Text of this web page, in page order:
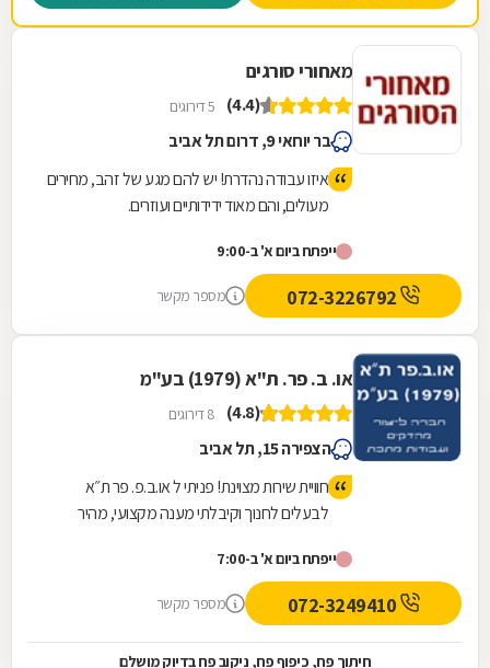
מאחורי סורגים
(4.4) 5 דירוגים
בר יוחאי 9, דרום תל אביב
איזו עבודה נהדרת! יש להם מגע של זהב, מחירים
מעולים, והם מאוד ידידותיים ועוזרים.
ייפתח ביום א' ב-9:00
מספר מקשר
או. ב. פר. ת"א (1979) בע"מ
(4.8) 8 דירוגים
הצפירה 15, תל אביב
חוויית שירות מצוינת! פניתי ל או.ב.פ. פר ת״א
לבעלים לחנוך וקיבלתי מענה מקצועי, מהיר
בסטנדרטים גבוהים, וההתאמה לצרכים שלי
הייתה מדויקת. הצוות סבלני, זמין ומסביר פנים
לאורך כל התהליך. בהחלט מקום שאפשר
לסמוך עליו – ממליץ בחום!
ייפתח ביום א' ב-7:00
מספר מקשר
חיתוך פח, כיפוף פח, ניקוב פח בדיוק מושלם